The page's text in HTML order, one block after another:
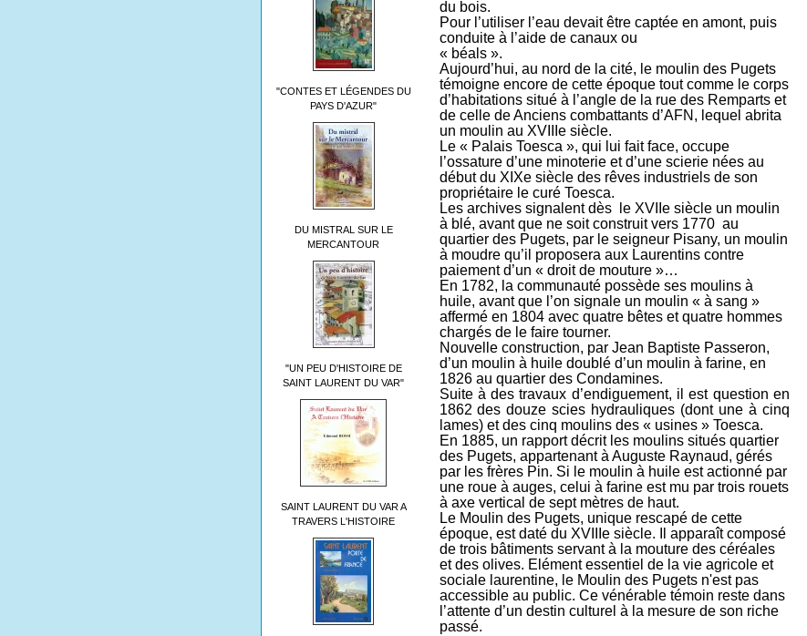
"CONTES ET LÉGENDES DU
PAYS D'AZUR"
DU MISTRAL SUR LE
MERCANTOUR
"UN PEU D'HISTOIRE DE
SAINT LAURENT DU VAR"
SAINT LAURENT DU VAR A
TRAVERS L'HISTOIRE
du bois.
Pour l’utiliser l’eau devait être captée en amont, puis
conduite à l’aide de canaux ou
« béals ».
Aujourd’hui, au nord de la cité, le moulin des Pugets
témoigne encore de cette époque tout comme le corps
d’habitations situé à l’angle de la rue des Remparts et
de celle de Anciens combattants d’AFN, lequel abrita
un moulin au XVIIIe siècle.
Le « Palais Toesca », qui lui fait face, occupe
l’ossature d’une minoterie et d’une scierie nées au
début du XIXe siècle des rêves industriels de son
propriétaire le curé Toesca.
Les archives signalent dès
le XVIIe siècle un moulin
à blé, avant que ne soit construit vers 1770 au
quartier des Pugets, par le seigneur Pisany, un moulin
à moudre qu’il proposera aux Laurentins contre
paiement d’un « droit de mouture »…
En 1782, la communauté possède ses moulins à
huile, avant que l’on signale un moulin « à sang »
affermé en 1804 avec quatre bêtes et quatre hommes
chargés de le faire tourner.
Nouvelle construction, par Jean Baptiste Passeron,
d’un moulin à huile doublé d’un moulin à farine, en
1826 au quartier des Condamines.
Suite à des travaux d’endiguement, il est question en
1862 des douze scies hydrauliques (dont une à cinq
lames) et des cinq moulins des « usines » Toesca.
En 1885, un rapport décrit les moulins situés quartier
des Pugets, appartenant à Auguste Raynaud, gérés
par les frères Pin. Si le moulin à huile est actionné par
une roue à auges, celui à farine est mu par trois rouets
à axe vertical de sept mètres de haut.
Le Moulin des Pugets, uniquerescapé de cette
époque, est daté du XVIIIe siècle. Il apparaît composé
de trois bâtiments servant à la mouture des céréales
et des olives. Elément essentiel de la vie agricole et
sociale laurentine, le Moulin des Pugets n'est pas
accessible au public. Ce vénérable témoin reste dans
l’attente d’un destin culturel à la mesure de son riche
passé.